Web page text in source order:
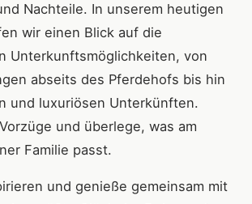
Nachteile. In unserem heutigen
wir einen Blick auf die
Unterkunftsmöglichkeiten, von
abseits des Pferdehofs bis hin
und luxuriösen Unterkünften.
und überlege, was am
Familie passt.
und genieße gemeinsam mit